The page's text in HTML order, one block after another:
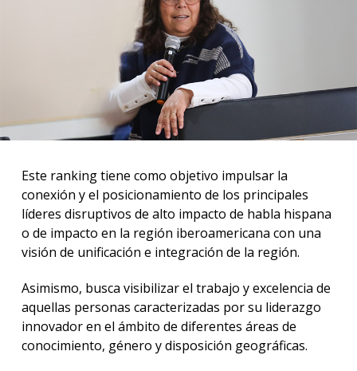
Este ranking tiene como objetivo impulsar la
conexión y el posicionamiento de los principales
líderes disruptivos de alto impacto de habla hispana
o de impacto en la región iberoamericana con una
visión de unificación e integración de la región.
Asimismo, busca visibilizar el trabajo y excelencia de
aquellas personas caracterizadas por su liderazgo
innovador en el ámbito de diferentes áreas de
conocimiento, género y disposición geográficas.